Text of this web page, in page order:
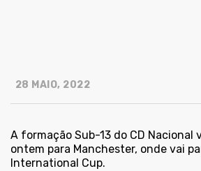
28 MAIO, 2022
A formação Sub-13 do CD Nacional
ontem para Manchester, onde vai
International Cup.